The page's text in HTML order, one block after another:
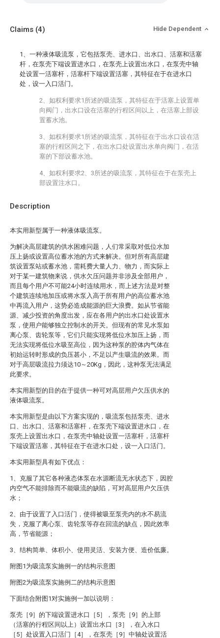
Description
本实用新型属于一种液体吸流泵。
为解决高层建筑的供水困难问题，人们常采取对低位水加
压上扬或设置高位蓄水池的方式来解决。但对所有高层建
筑设置泵站或蓄水池，需耗费大量人力、物力，而实际上
对于某一建筑物来说，供水欠压问题并非涉及全部用户，
而且每个用户不可能24小时连续用水，而上述方法是对整
个建筑连续地加压或将水泵入高于所有用户的高位蓄水池
中再流入用户，这势必造成能源的巨大浪费。如从节省能
源、减少投资的角度出发，应在各用户的出水口处设置水
泵，使用户能够独立控制水的开关。但现有的常见水泵如
离心泵、齿轮泵等，它们只能实现将低位水加压上扬，而
无法实现将低位水吸至高位，因为这种泵的腔体内气体在
初始运转时形成的负压甚小，不足以产生吸流的效果。而
对于高层吸流拉力须达10～20Kg，因此，这种泵无法满足
此要求。
本实用新型的目的在于提供一种可对高层用户欠压供水的
液体吸流泵。
本实用新型是由以下方案实现的，吸流泵包括泵壳、进水
口、出水口、活塞和活塞杆，在泵壳下端设置进水口，在
泵壳上设置出水口，在泵壳中轴处设置一活塞杆，活塞杆
下端设置活塞，其特征在于在进水口处，设一入口活门。
本实用新型具有如下优点：
1、克服了其它各种液态体泵在水源断流无水状态下，因腔
内空气不能排除而不能吸流的缺陷，可对高层用户欠压供
水；
2、由于设置了入口活门，使得被吸至泵壳内的水不易流
失，克服了离心泵、齿轮泵等存在回流的缺点，因此效率
高，节省能源；
3、结构简单、体积小、使用灵活、安装方便、造价低廉。
附图1为吸流泵实施例一的结构示意图
附图2为吸流泵实施例二的结构示意图
下面结合附图1对实施例一加以说明：
泵壳［9］的下端设置进水口［5］，泵壳［9］的上部
（活塞的行程区间以上）设置出水口［3］，在入水口
［5］处设置入口活门［4］，在泵壳［9］中轴处设置活
Claims (4) Hide Dependent
1、一种液体吸流泵，它包括泵壳、进水口、出水口、活塞和活塞
杆，在泵壳下端设置进水口，在泵壳上设置出水口，在泵壳中轴
处设置一活塞杆，活塞杆下端设置活塞，其特征在于在进水口
处，设一入口活门。
2、如权利要求1所述的吸流泵，其特征在于活塞上设置单
向阀门，出水口设在活塞的行程区间以上，在活塞上部设
置蓄水池。
3、如权利要求1所述的吸流泵，其特征在于出水口设在活
塞的行程区间之下，在出水口处设置出水单向阀门，在活
塞的下部设蓄水池。
4、如权利要求2、3所述的吸流泵，其特征在于在泵壳上
部设置注水口。